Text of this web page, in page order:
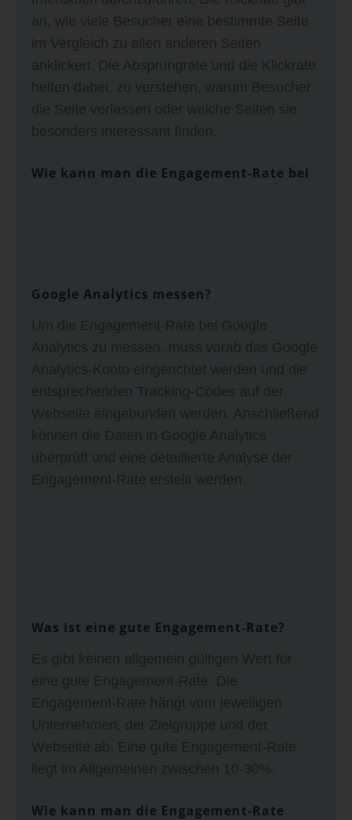
an, wie viele Besucher eine bestimmte Seite
im Vergleich zu allen anderen Seiten
anklicken. Die Absprungrate und die Klickrate
helfen dabei, zu verstehen, warum Besucher
die Seite verlassen oder welche Seiten sie
besonders interessant finden.
Wie kann man die Engagement-Rate bei
Google Analytics messen?
Um die Engagement-Rate bei Google
Analytics zu messen, muss vorab das Google
Analytics-Konto eingerichtet werden und die
entsprechenden Tracking-Codes auf der
Webseite eingebunden werden. Anschließend
können die Daten in Google Analytics
überprüft und eine detaillierte Analyse der
Engagement-Rate erstellt werden.
Was ist eine gute Engagement-Rate?
Es gibt keinen allgemein gültigen Wert für
eine gute Engagement-Rate. Die
Engagement-Rate hängt vom jeweiligen
Unternehmen, der Zielgruppe und der
Webseite ab. Eine gute Engagement-Rate
liegt im Allgemeinen zwischen 10-30%.
Wie kann man die Engagement-Rate